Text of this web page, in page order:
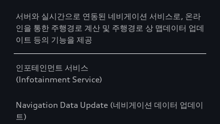
서버와 실시간으로 연동된 네비게이션 서비스로, 온라
인을 통한 주행경로 계산 및 주행경로 상 맵데이터 업데
이트 등의 기능을 제공
인포테인먼트 서비스
(Infotainment Service)
Navigation Data Update (네비게이션 데이터 업데이
트)